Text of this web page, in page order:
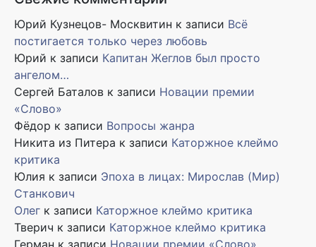
Юрий Кузнецов- Москвитин к записи Всё
постигается только через любовь
Юрий к записи Капитан Жеглов был просто
ангелом…
Сергей Баталов к записи Новации премии
«Слово»
Фёдор к записи Вопросы жанра
Никита из Питера к записи Каторжное клеймо
критика
Юлия к записи Эпоха в лицах: Мирослав (Мир)
Станкович
Олег к записи Каторжное клеймо критика
Тверич к записи Каторжное клеймо критика
Герман к записи Новации премии «Слово»